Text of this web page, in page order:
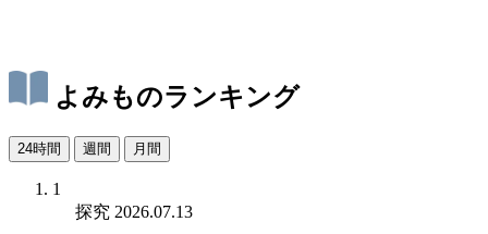
よみものランキング
24時間 週間 月間
1
探究 2026.07.13